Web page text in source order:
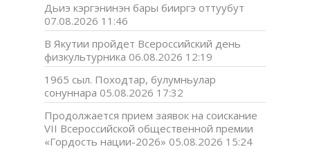
Дьиэ кэргэнинэн бары бииргэ оттуубут
07.08.2026 11:46
В Якутии пройдет Всероссийский день
физкультурника 06.08.2026 12:19
1965 сыл. Походтар, булумньулар
сонуннара 05.08.2026 17:32
Продолжается прием заявок на соискание
VII Всероссийской общественной премии
«Гордость нации-2026» 05.08.2026 15:24